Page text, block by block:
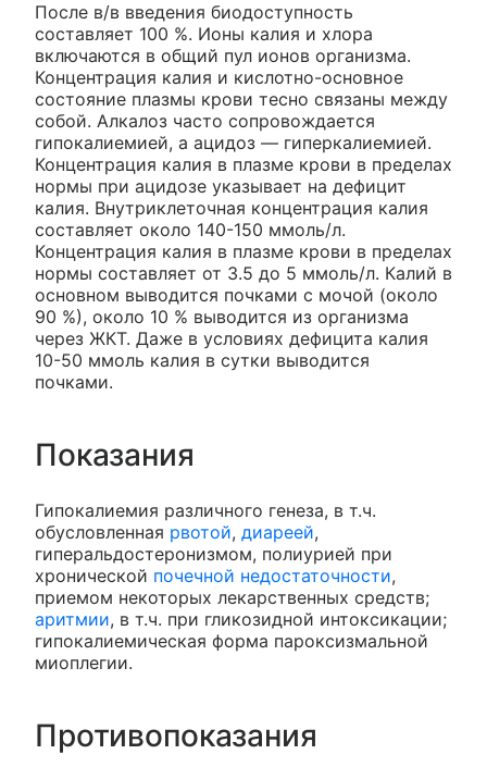
После в/в введения биодоступность
составляет 100 %. Ионы калия и хлора
включаются в общий пул ионов организма.
Концентрация калия и кислотно-основное
состояние плазмы крови тесно связаны между
собой. Алкалоз часто сопровождается
гипокалиемией, а ацидоз — гиперкалиемией.
Концентрация калия в плазме крови в пределах
нормы при ацидозе указывает на дефицит
калия. Внутриклеточная концентрация калия
составляет около 140-150 ммоль/л.
Концентрация калия в плазме крови в пределах
нормы составляет от 3.5 до 5 ммоль/л. Калий в
основном выводится почками с мочой (около
90 %), около 10 % выводится из организма
через ЖКТ. Даже в условиях дефицита калия
10-50 ммоль калия в сутки выводится
почками.
Показания
Гипокалиемия различного генеза, в т.ч.
обусловленная рвотой, диареей,
гиперальдостеронизмом, полиурией при
хронической почечной недостаточности,
приемом некоторых лекарственных средств;
аритмии, в т.ч. при гликозидной интоксикации;
гипокалиемическая форма пароксизмальной
миоплегии.
Противопоказания